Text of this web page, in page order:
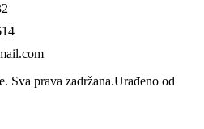
Sva prava zadržana.Urađeno od